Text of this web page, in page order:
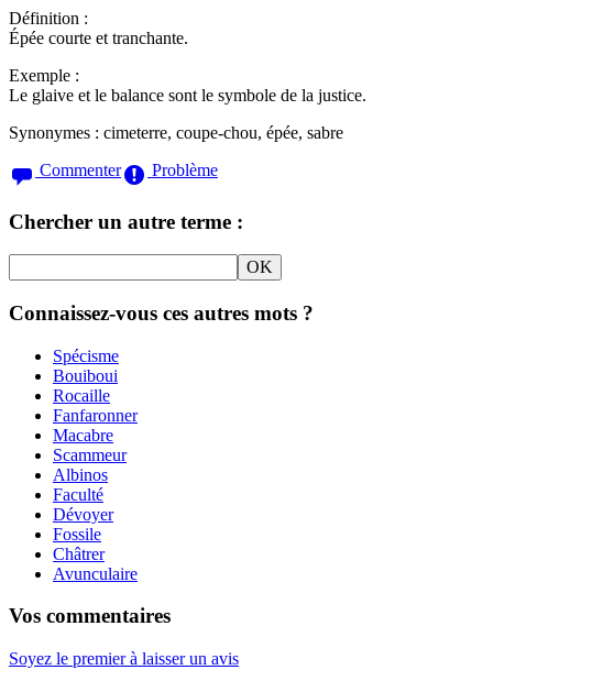
Définition :
Épée courte et tranchante.
Exemple :
Le glaive et le balance sont le symbole de la justice.
Synonymes : cimeterre, coupe-chou, épée, sabre
Commenter
Problème
Chercher un autre terme :
Connaissez-vous ces autres mots ?
Spécisme
Bouiboui
Rocaille
Fanfaronner
Macabre
Scammeur
Albinos
Faculté
Dévoyer
Fossile
Châtrer
Avunculaire
Vos commentaires
Soyez le premier à laisser un avis